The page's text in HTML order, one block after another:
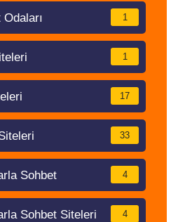
1
1
17
33
Sohbet 4
Sohbet Siteleri 4